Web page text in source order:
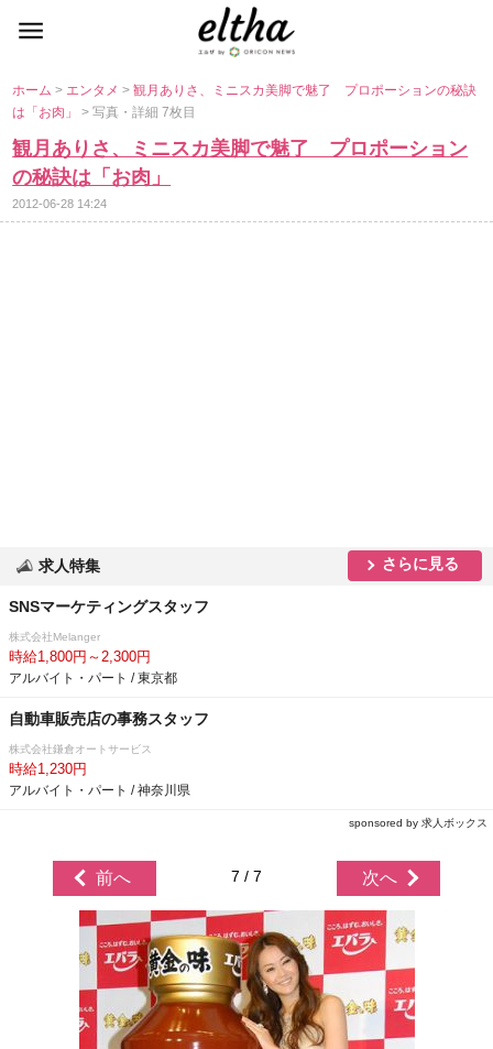
ホーム> エンタメ>観月ありさ、ミニスカ美脚で魅了 プロポーションの秘訣
は「お肉」> 写真・詳細 7枚目
観月ありさ、ミニスカ美脚で魅了 プロポーション
の秘訣は「お肉」
2012-06-28 14:24
求人特集 さらに見る
SNSマーケティングスタッフ
株式会社Melanger
時給1,800円～2,300円
アルバイト・パート / 東京都
自動車販売店の事務スタッフ
株式会社鎌倉オートサービス
時給1,230円
アルバイト・パート / 神奈川県
sponsored by 求人ボックス
前へ 7 / 7 次へ